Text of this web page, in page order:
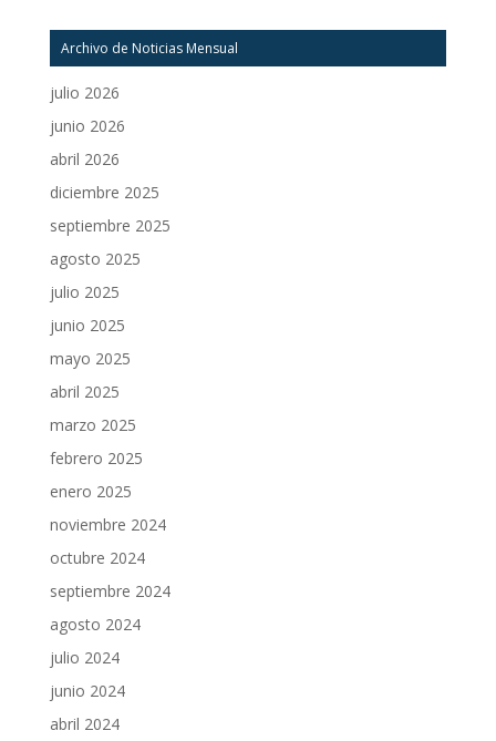
Archivo de Noticias Mensual
julio 2026
junio 2026
abril 2026
diciembre 2025
septiembre 2025
agosto 2025
julio 2025
junio 2025
mayo 2025
abril 2025
marzo 2025
febrero 2025
enero 2025
noviembre 2024
octubre 2024
septiembre 2024
agosto 2024
julio 2024
junio 2024
abril 2024